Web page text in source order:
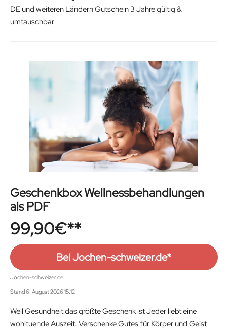
DE und weiteren Ländern Gutschein 3 Jahre gültig &
umtauschbar
Geschenkbox Wellnessbehandlungen
als PDF
99,90€
Bei Jochen-schweizer.de*
Jochen-schweizer.de
Stand 6. August 2026 15:12
Weil Gesundheit das größte Geschenk ist Jeder liebt eine
wohltuende Auszeit. Verschenke Gutes für Körper und Geist